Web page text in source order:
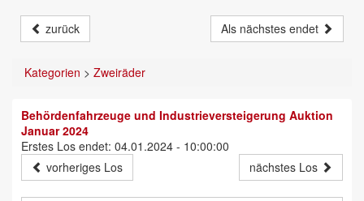
zurück Als nächstes endet
Kategorien > Zweiräder
Behördenfahrzeuge und Industrieversteigerung Auktion
Januar 2024
Erstes Los endet: 04.01.2024 - 10:00:00
vorheriges Los
nächstes Los